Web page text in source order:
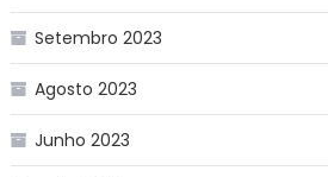
Setembro 2023
Agosto 2023
Junho 2023